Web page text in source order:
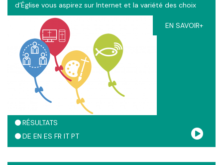
d’Église vous aspirez sur Internet et la variété des choix
possibles.
EN SAVOIR+
RÉSULTATS
DE EN ES FR IT PT